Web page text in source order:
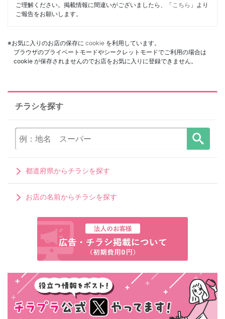
ご理解ください。掲載情報に間違いがございましたら、「 こちら 」より
ご報告をお願いします。
※お気に入りのお店の保存に cookie を利用しています。
ブラウザのプライベートモードやシークレットモードでご利用の場合は
cookie が保存されませんのでお店をお気に入りに登録できません。
チラシを探す
都道府県からチラシを探す
お店の名前からチラシを探す